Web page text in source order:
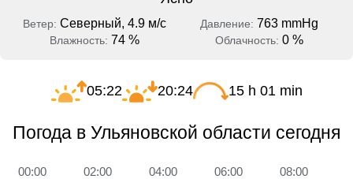
Ветер: Северный, 4.9 м/с Давление: 763 mmHg
Влажность: 74 % Облачность: 0 %
05:22 20:24 15 h 01 min
Погода в Ульяновской области сегодня
00:00 02:00 04:00 06:00 08:00